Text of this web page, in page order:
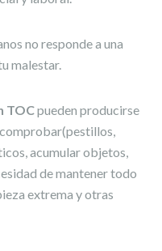
no responde a una
malestar.
TOCpueden producirse
acumular objetos,
de mantener todo
extrema y otras